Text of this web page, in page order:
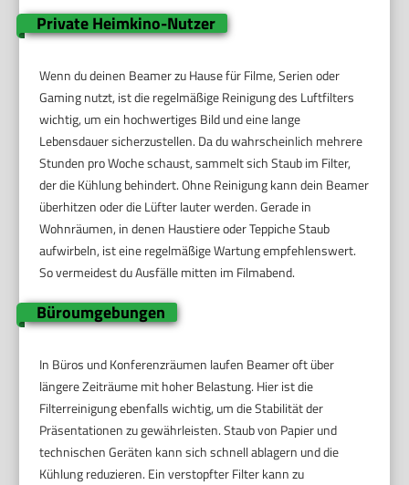
Private Heimkino-Nutzer
Wenn du deinen Beamer zu Hause für Filme, Serien oder
Gaming nutzt, ist die regelmäßige Reinigung des Luftfilters
wichtig, um ein hochwertiges Bild und eine lange
Lebensdauer sicherzustellen. Da du wahrscheinlich mehrere
Stunden pro Woche schaust, sammelt sich Staub im Filter,
der die Kühlung behindert. Ohne Reinigung kann dein Beamer
überhitzen oder die Lüfter lauter werden. Gerade in
Wohnräumen, in denen Haustiere oder Teppiche Staub
aufwirbeln, ist eine regelmäßige Wartung empfehlenswert.
So vermeidest du Ausfälle mitten im Filmabend.
Büroumgebungen
In Büros und Konferenzräumen laufen Beamer oft über
längere Zeiträume mit hoher Belastung. Hier ist die
Filterreinigung ebenfalls wichtig, um die Stabilität der
Präsentationen zu gewährleisten. Staub von Papier und
technischen Geräten kann sich schnell ablagern und die
Kühlung reduzieren. Ein verstopfter Filter kann zu